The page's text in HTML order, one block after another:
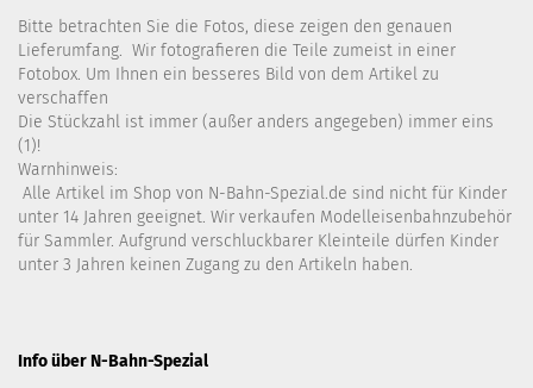
Bitte betrachten Sie die Fotos, diese zeigen den genauen
Lieferumfang. Wir fotografieren die Teile zumeist in einer
Fotobox. Um Ihnen ein besseres Bild von dem Artikel zu
verschaffen
Die Stückzahl ist immer (außer anders angegeben) immer eins
(1)!
Warnhinweis:
Alle Artikel im Shop von N-Bahn-Spezial.de sind nicht für Kinder
unter 14 Jahren geeignet. Wir verkaufen Modelleisenbahnzubehör
für Sammler. Aufgrund verschluckbarer Kleinteile dürfen Kinder
unter 3 Jahren keinen Zugang zu den Artikeln haben.
Info über N-Bahn-Spezial